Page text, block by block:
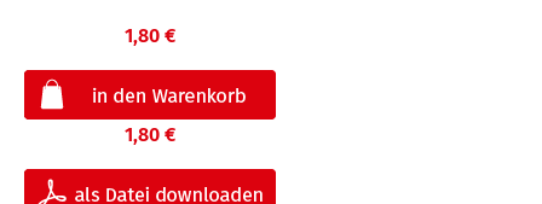
1,80 €
1,80 €